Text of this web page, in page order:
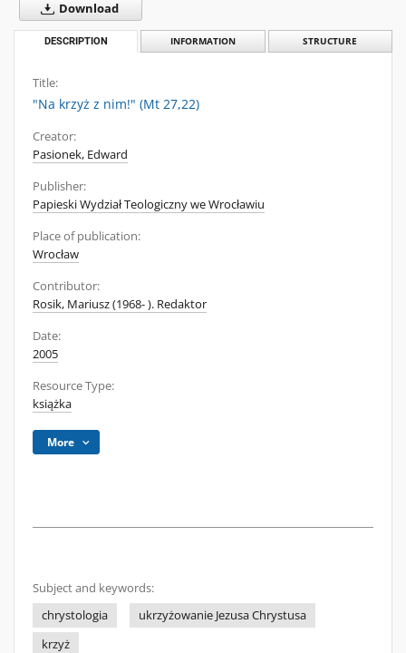
Download
DESCRIPTION INFORMATION STRUCTURE
Title:
"Na krzyż z nim!" (Mt 27,22)
Creator:
Pasionek, Edward
Publisher:
Papieski Wydział Teologiczny we Wrocławiu
Place of publication:
Wrocław
Contributor:
Rosik, Mariusz (1968- ). Redaktor
Date:
2005
Resource Type:
książka
More
Subject and keywords:
chrystologia
ukrzyżowanie Jezusa Chrystusa
krzyż